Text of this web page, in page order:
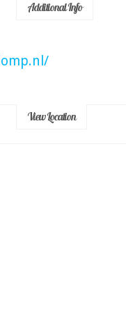
Additional Info
View Location